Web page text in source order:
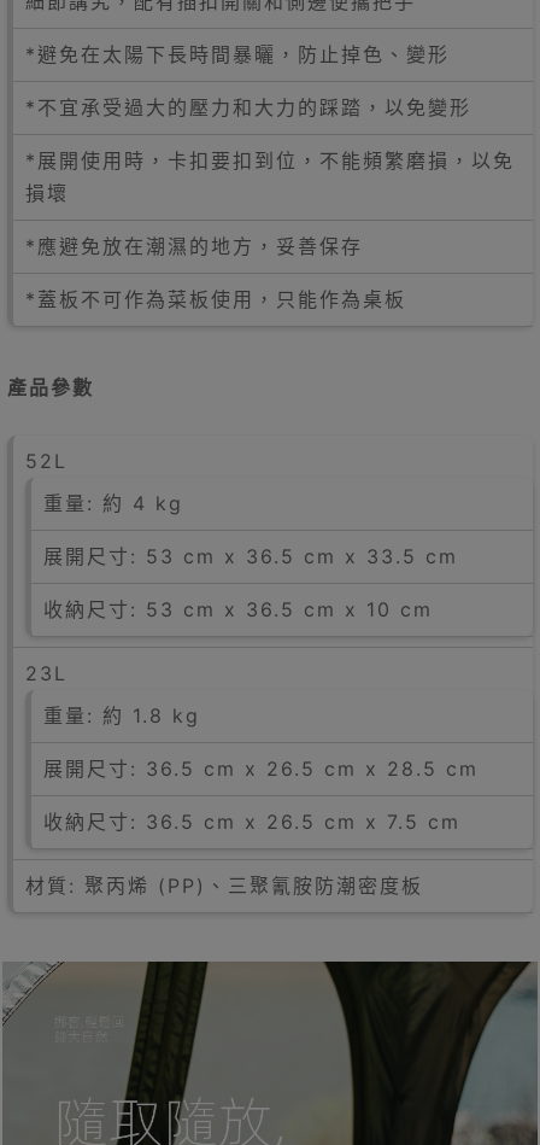
*避免在太陽下長時間暴曬，防止掉色、變形
*不宜承受過大的壓力和大力的踩踏，以免變形
*展開使用時，卡扣要扣到位，不能頻繁磨損，以免
損壞
*應避免放在潮濕的地方，妥善保存
*蓋板不可作為菜板使用，只能作為桌板
產品參數
52L
重量: 約 4 kg
展開尺寸: 53 cm x 36.5 cm x 33.5 cm
收納尺寸: 53 cm x 36.5 cm x 10 cm
23L
重量: 約 1.8 kg
展開尺寸: 36.5 cm x 26.5 cm x 28.5 cm
收納尺寸: 36.5 cm x 26.5 cm x 7.5 cm
材質: 聚丙烯 (PP)、三聚氰胺防潮密度板